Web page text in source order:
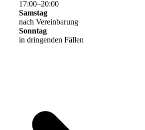
17:00–20:00
Samstag
nach Vereinbarung
Sonntag
in dringenden Fällen